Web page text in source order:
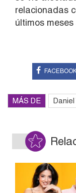
relacionadas
últimos
MÁS DE